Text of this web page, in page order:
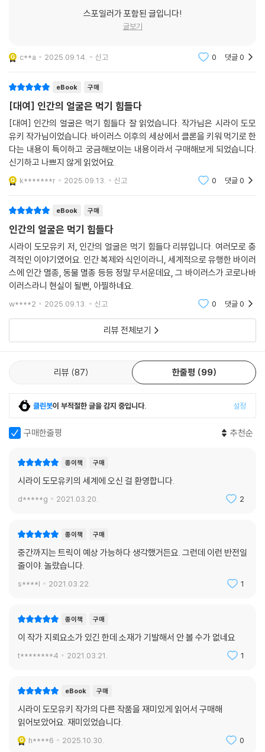
다로운 부자들은 언제나 신선도를 고집하죠”. 클론 인간을 통해 부족한 단
백질을 섭취할 수 있게 되었으나 그것은 어디까지나 부유층을 위한 것임을
에서 첨단 기술은 일부 부유층만의 전유물인 것이다. 또한 클론 인간 사육
해 다른 사람들의 자유를 제한하고 자신들보다 낮은 위치에 있는 사람들을
배척한다.
터 직원 가즈시와 매춘업에 종사한다는 이유로 NGO 그룹에서 쫓겨나다
시피 한 여성 이노리가 이야기를 이끌어나가는 두 축이 된다. 시라이 도모
유키는 사회의 밑바닥에 위치한 두 화자에게 소설의 초점을 맞춤으로써,
슈스케는 권말 해설에서 이런 점을 ‘발달 vs 미발달’의 구도로 보고, 이를
스포일러가 포함된 글입니다!
글보기
c**a 2025.09.14. 신고 0 댓글0
eBook 구매
[대여] 인간의 얼굴은 먹기 힘들다
[대여] 인간의 얼굴은 먹기 힘들다 잘 읽었습니다. 작가님은 시라이 도모
유키 작가님이었습니다. 바이러스 이후의 세상에서 클론을 키워 먹기로 한
다는 내용이 특이하고 궁금해보이는 내용이라서 구매해보게 되었습니다.
신기하고 나쁘지 않게 읽었어요.
k*******r 2025.09.13. 신고 0 댓글0
eBook 구매
인간의 얼굴은 먹기 힘들다
시라이 도모유키 저, 인간의 얼굴은 먹기 힘들다 리뷰입니다. 여러모로 충
격적인 이야기였어요. 인간 복제와 식인이라니, 세계적으로 유행한 바이러
스에 인간 멸종, 동물 멸종 등등 정말 무서운데요, 그 바이러스가 코로나바
이러스라니 현실이 될뻔, 아찔하네요.
w****2 2025.09.13. 신고 0 댓글0
리뷰 전체보기
리뷰 87 한줄평 99
클린봇이 부적절한 글을 감지 중입니다. 설정
구매한줄평 추천순
종이책 구매
시라이 도모유키의 세계에 오신 걸 환영합니다.
d*****g 2021.03.20. 2
종이책 구매
중간까지는 트릭이 예상 가능하다 생각했거든요. 그런데 이런 반전일
줄이야. 놀랐습니다.
s****l 2021.03.22. 1
종이책 구매
이 작가 지뢰요소가 있긴 한데 소재가 기발해서 안 볼 수가 없네요
t********4 2021.03.21. 1
eBook 구매
시라이 도모유키 작가의 다른 작품을 재미있게 읽어서 구매해
읽어보았어요. 재미있었습니다.
h****6 2025.10.30. 0